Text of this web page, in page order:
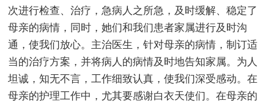
次进行检查、治疗，急病人之所急，及时缓解、稳定了
母亲的病情，同时，她们和我们患者家属进行及时沟
通，使我们放心。主治医生，针对母亲的病情，制订适
当的治疗方案，并将病人的病情及时地告知家属。为人
坦诚，知无不言，工作细致认真，使我们深受感动。在
母亲的护理工作中，尤其要感谢白衣天使们。在母亲的